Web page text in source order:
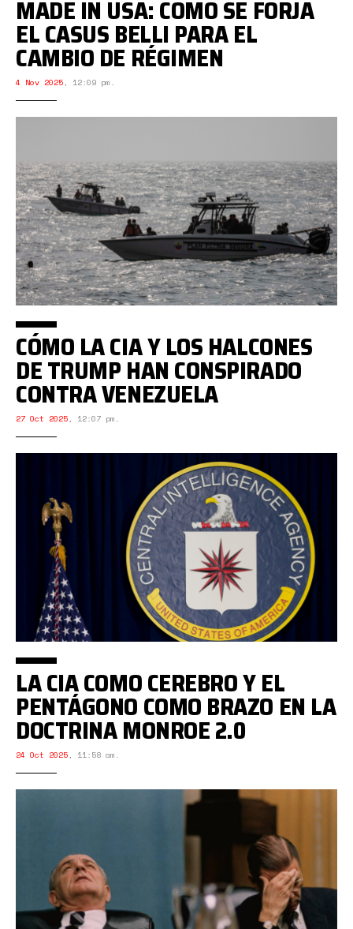
MADE IN USA: CÓMO SE FORJA
EL CASUS BELLI PARA EL
CAMBIO DE RÉGIMEN
4 Nov 2025, 12:09 pm.
CÓMO LA CIA Y LOS HALCONES
DE TRUMP HAN CONSPIRADO
CONTRA VENEZUELA
27 Oct 2025, 12:07 pm.
LA CIA COMO CEREBRO Y EL
PENTÁGONO COMO BRAZO EN LA
DOCTRINA MONROE 2.0
24 Oct 2025, 11:58 am.